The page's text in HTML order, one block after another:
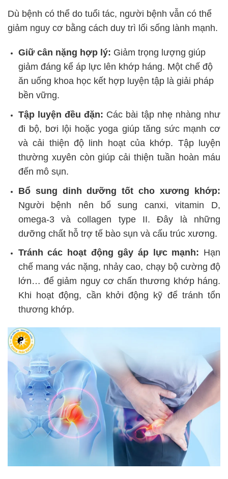
Dù bệnh có thể do tuổi tác, người bệnh vẫn có thể
giảm nguy cơ bằng cách duy trì lối sống lành mạnh.
Giữ cân nặng hợp lý: Giảm trọng lượng giúp
giảm đáng kể áp lực lên khớp háng. Một chế độ
ăn uống khoa học kết hợp luyện tập là giải pháp
bền vững.
Tập luyện đều đặn: Các bài tập nhẹ nhàng như
đi bộ, bơi lội hoặc yoga giúp tăng sức mạnh cơ
và cải thiện độ linh hoạt của khớp. Tập luyện
thường xuyên còn giúp cải thiện tuần hoàn máu
đến mô sụn.
Bổ sung dinh dưỡng tốt cho xương khớp:
Người bệnh nên bổ sung canxi, vitamin D,
omega-3 và collagen type II. Đây là những
dưỡng chất hỗ trợ tế bào sụn và cấu trúc xương.
Tránh các hoạt động gây áp lực mạnh: Hạn
chế mang vác nặng, nhảy cao, chạy bộ cường độ
lớn… để giảm nguy cơ chấn thương khớp háng.
Khi hoạt động, cần khởi động kỹ để tránh tổn
thương khớp.